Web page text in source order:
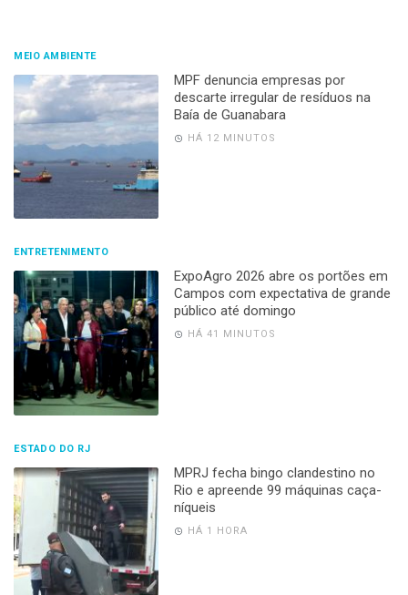
MEIO AMBIENTE
MPF denuncia empresas por
descarte irregular de resíduos na
Baía de Guanabara
HÁ 12 MINUTOS
ENTRETENIMENTO
ExpoAgro 2026 abre os portões em
Campos com expectativa de grande
público até domingo
HÁ 41 MINUTOS
ESTADO DO RJ
MPRJ fecha bingo clandestino no
Rio e apreende 99 máquinas caça-
níqueis
HÁ 1 HORA